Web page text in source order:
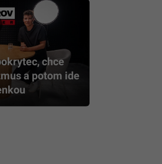
chce
a potom ide